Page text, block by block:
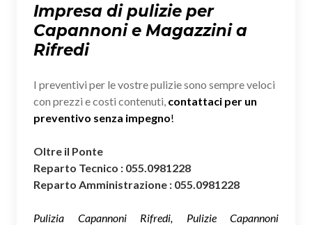
Impresa di pulizie per
Capannoni e Magazzini a
Rifredi
I preventivi per le vostre pulizie sono sempre veloci
con prezzi e costi contenuti, contattaci per un
preventivo senza impegno!
Oltre il Ponte
Reparto Tecnico : 055.0981228
Reparto Amministrazione : 055.0981228
Pulizia Capannoni Rifredi, Pulizie Capannoni